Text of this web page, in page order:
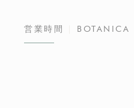
営業時間 BOTANICA